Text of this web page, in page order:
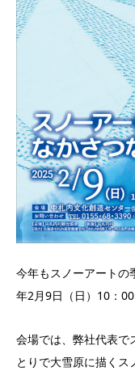
今年もスノーアートの
年2月9日（日）10：
会場では、弊社代表で
とりで大雪原に描くス